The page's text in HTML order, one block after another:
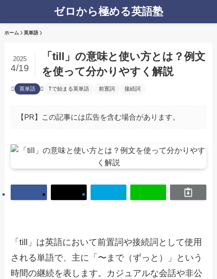
ゼロから極める英語塾
ホーム 英単語
「till」の意味と使い方とは？例文
を使って分かりやすく解説
2025
4/19
英単語 Tで始まる英単語 前置詞 接続詞
【PR】この記事には広告を含む場合があります。
「till」は英語において前置詞や接続詞として使用
される単語で、主に「〜まで（ずっと）」という
時間の継続を表します。カジュアルな会話や非公